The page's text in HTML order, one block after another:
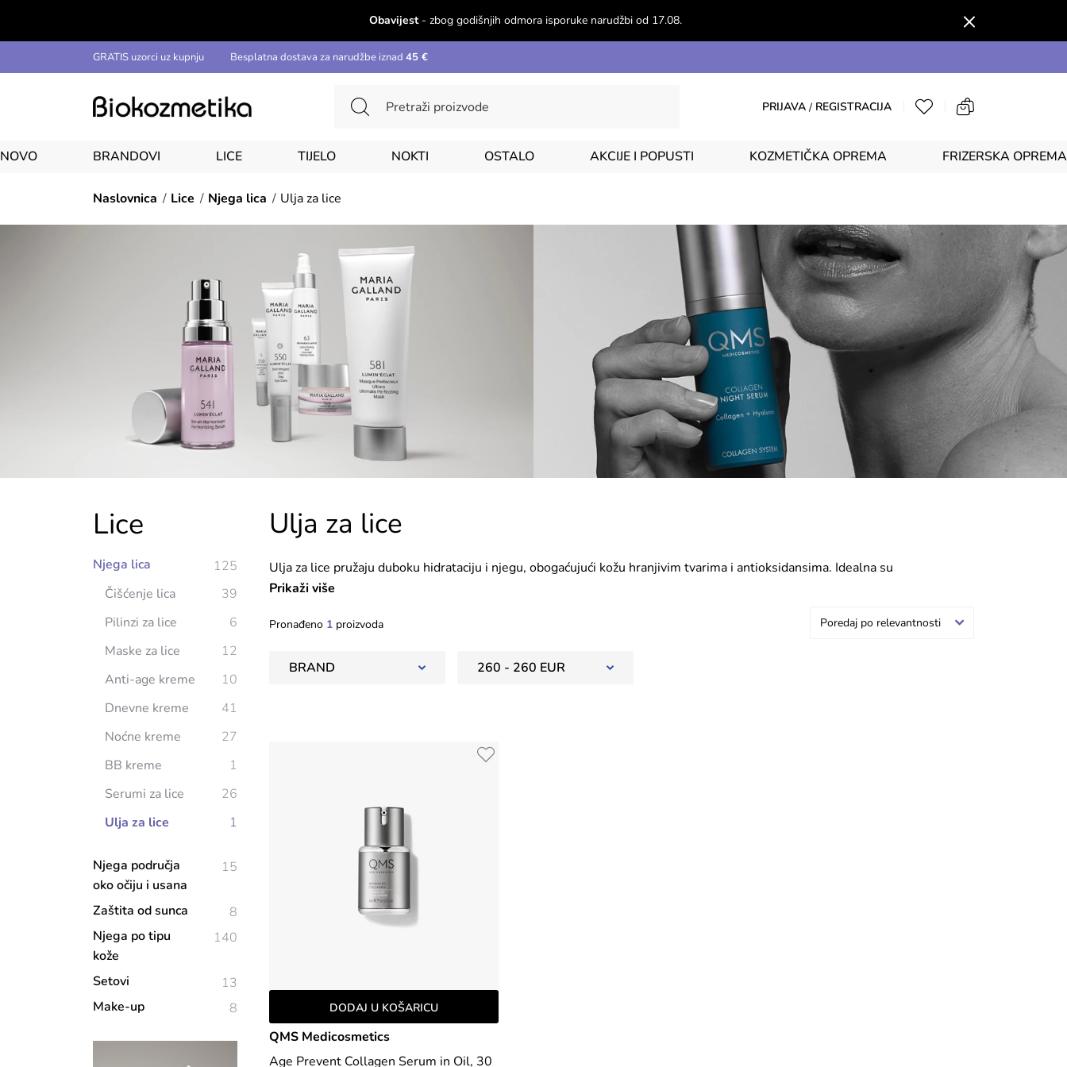
Obavijest- zbog godišnjih odmora isporuke narudžbi od 17.08.
GRATIS uzorci uz kupnju Besplatna dostava za narudžbe iznad 45 €
PRIJAVA / REGISTRACIJA
NOVO BRANDOVI LICE TIJELO NOKTI OSTALO AKCIJE I POPUSTI KOZMETIČKA OPREMA FRIZERSKA OPREMA
Naslovnica Lice Njega lica Ulja za lice
Lice
Njega lica
125
Čišćenje lica
39
Pilinzi za lice
6
Maske za lice
12
Anti-age kreme
10
Dnevne kreme
41
Noćne kreme
27
BB kreme
1
Serumi za lice
26
Ulja za lice
1
Njega područja
oko očiju i usana
15
Zaštita od sunca
8
Njega po tipu
kože
140
Setovi
13
Make-up
8
Ulja za lice
Ulja za lice pružaju duboku hidrataciju i njegu, obogaćujući kožu hranjivim tvarima i antioksidansima. Idealna su
za poboljšanje teksture, revitalizaciju i zaštitu kože od isušivanja. Ulja se mogu koristiti kao završni korak u
Prikaži više
Pronađeno 1 proizvoda Poredaj po relevantnosti
BRAND 260 - 260 EUR
DODAJ U KOŠARICU
QMS Medicosmetics
Age Prevent Collagen Serum in Oil, 30